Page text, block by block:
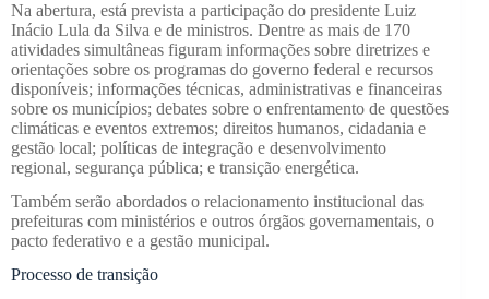
Na abertura, está prevista a participação do presidente Luiz
Inácio Lula da Silva e de ministros. Dentre as mais de 170
atividades simultâneas figuram informações sobre diretrizes e
orientações sobre os programas do governo federal e recursos
disponíveis; informações técnicas, administrativas e financeiras
sobre os municípios; debates sobre o enfrentamento de questões
climáticas e eventos extremos; direitos humanos, cidadania e
gestão local; políticas de integração e desenvolvimento
regional, segurança pública; e transição energética.
Também serão abordados o relacionamento institucional das
prefeituras com ministérios e outros órgãos governamentais, o
pacto federativo e a gestão municipal.
Processo de transição